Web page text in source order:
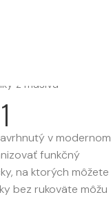
z masívu
v modernom
funkčný
na ktorých môžete
bez rukoväte môžu